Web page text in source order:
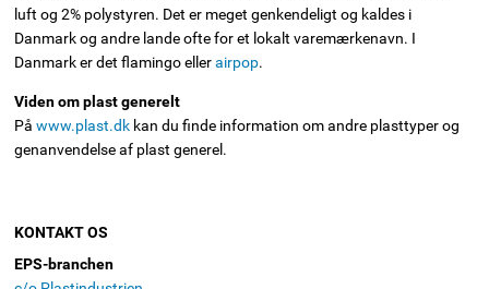
luft og 2% polystyren. Det er meget genkendeligt og kaldes i
Danmark og andre lande ofte for et lokalt varemærkenavn. I
Danmark er det flamingo ellerairpop.
Viden om plast generelt
Påwww.plast.dk kan du finde information om andre plasttyper og
genanvendelse af plast generel.
KONTAKT OS
EPS-branchen